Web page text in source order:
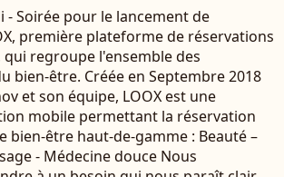
- Soirée pour le lancement de
première plateforme de réservations
regroupe l'ensemble des
bien-être. Créée en Septembre 2018
et son équipe, LOOX est une
mobile permettant la réservation
bien-être haut-de-gamme : Beauté –
- Médecine douce Nous